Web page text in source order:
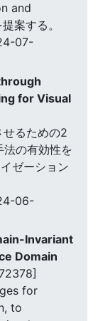
and
案する。
07-
for Visual
せるための2
の有効性を
ゼーション
06-
Invariant
Domain
for
to